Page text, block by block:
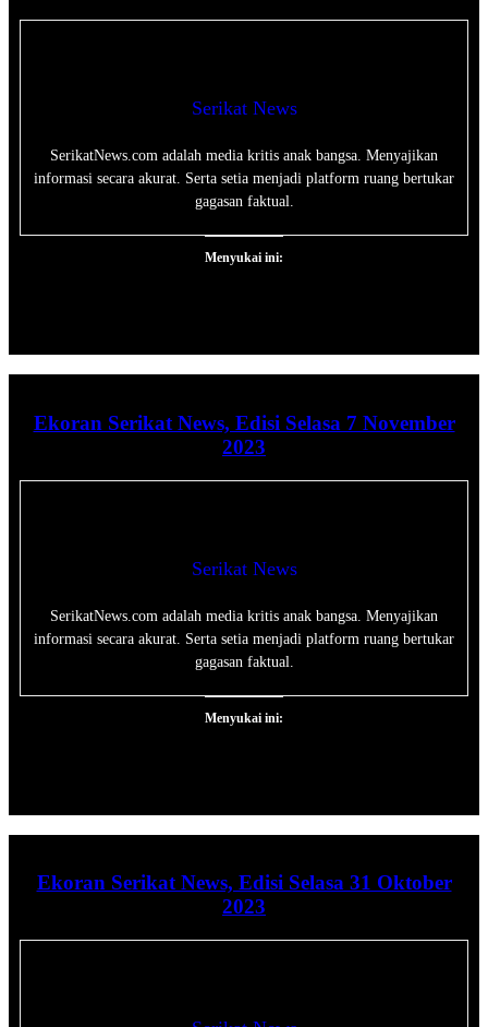
Serikat News
SerikatNews.com adalah media kritis anak bangsa. Menyajikan
informasi secara akurat. Serta setia menjadi platform ruang bertukar
gagasan faktual.
Menyukai ini:
Ekoran Serikat News, Edisi Selasa 7 November
2023
Serikat News
SerikatNews.com adalah media kritis anak bangsa. Menyajikan
informasi secara akurat. Serta setia menjadi platform ruang bertukar
gagasan faktual.
Menyukai ini:
Ekoran Serikat News, Edisi Selasa 31 Oktober
2023